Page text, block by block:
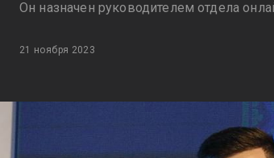
Он назначен руководителем отдела
21 ноября 2023